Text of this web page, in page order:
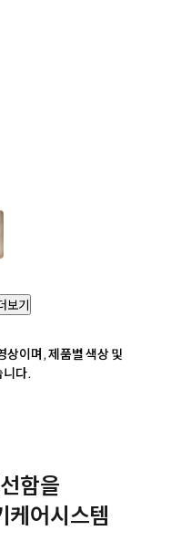
보기
상이며, 제품별 색상 및
니다.
함을
케어시스템